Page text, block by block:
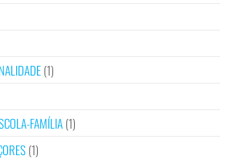
(1)
FAMÍLIA(1)
(1)